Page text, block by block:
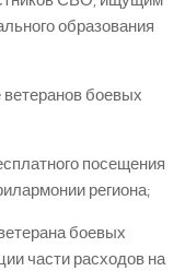
образования
боевых
посещения
региона;
боевых
части расходов на